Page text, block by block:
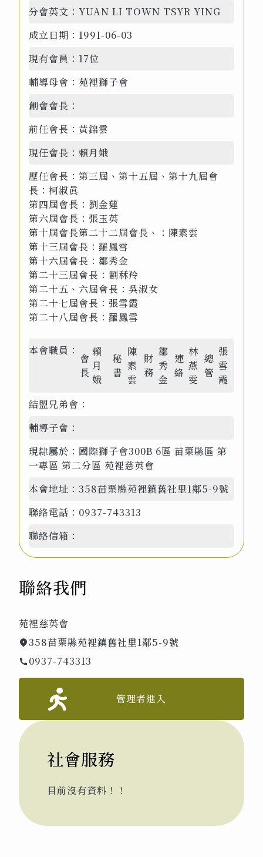
分會英文： YUAN LI TOWN TSYR YING
成立日期： 1991-06-03
現有會員： 17位
輔導母會： 苑裡獅子會
創會會長：
前任會長： 黃錦雲
現任會長： 賴月娥
歷任會長： 第三屆、第十五屆、第十九屆會
長：柯淑眞
第四屆會長：劉金蓮
第六屆會長：張玉英
第十屆會長第二十二屆會長、：陳素雲
第十三屆會長：羅鳳雪
第十六屆會長：鄒秀金
第二十三屆會長：劉秝羚
第二十五、六屆會長：吳淑女
第二十七屆會長：張雪霞
第二十八屆會長：羅鳳雪
本會職員：
會
長
賴
月
娥
秘
書
陳
素
雲
財
務
鄒
秀
金
連
絡
林
燕
雯
總
管
張
雪
霞
結盟兄弟會：
輔導子會：
現隸屬於： 國際獅子會300B 6區 苗栗縣區 第
一專區 第二分區 苑裡慈英會
本會地址： 358苗栗縣苑裡鎮舊社里1鄰5-9號
聯絡電話： 0937-743313
聯絡信箱：
聯絡我們
苑裡慈英會
358苗栗縣苑裡鎮舊社里1鄰5-9號
0937-743313
管理者進入
社會服務
目前沒有資料！！